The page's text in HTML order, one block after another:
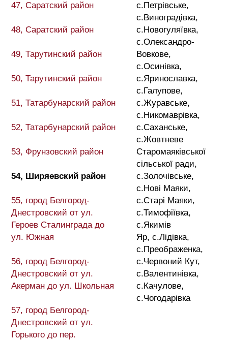
47, Саратский район
48, Саратский район
49, Тарутинский район
50, Тарутинский район
51, Татарбунарский район
52, Татарбунарский район
53, Фрунзовский район
54, Ширяевский район
55, город Белгород-
Днестровский от ул.
Героев Сталинграда до
ул. Южная
56, город Белгород-
Днестровский от ул.
Акерман до ул. Школьная
57, город Белгород-
Днестровский от ул.
Горького до пер.
с.Петрівське,
с.Виноградівка,
с.Новогуляївка,
с.Олександро-
Вовкове,
с.Осинівка,
с.Яринославка,
с.Галупове,
с.Журавське,
с.Никомаврівка,
с.Саханське,
с.Жовтневе
Старомаяківської
сільської ради,
с.Золочівське,
с.Нові Маяки,
с.Старі Маяки,
с.Тимофіївка,
с.Якимів
Яр, с.Лідівка,
с.Преображенка,
с.Червоний Кут,
с.Валентинівка,
с.Качулове,
с.Чогодарівка